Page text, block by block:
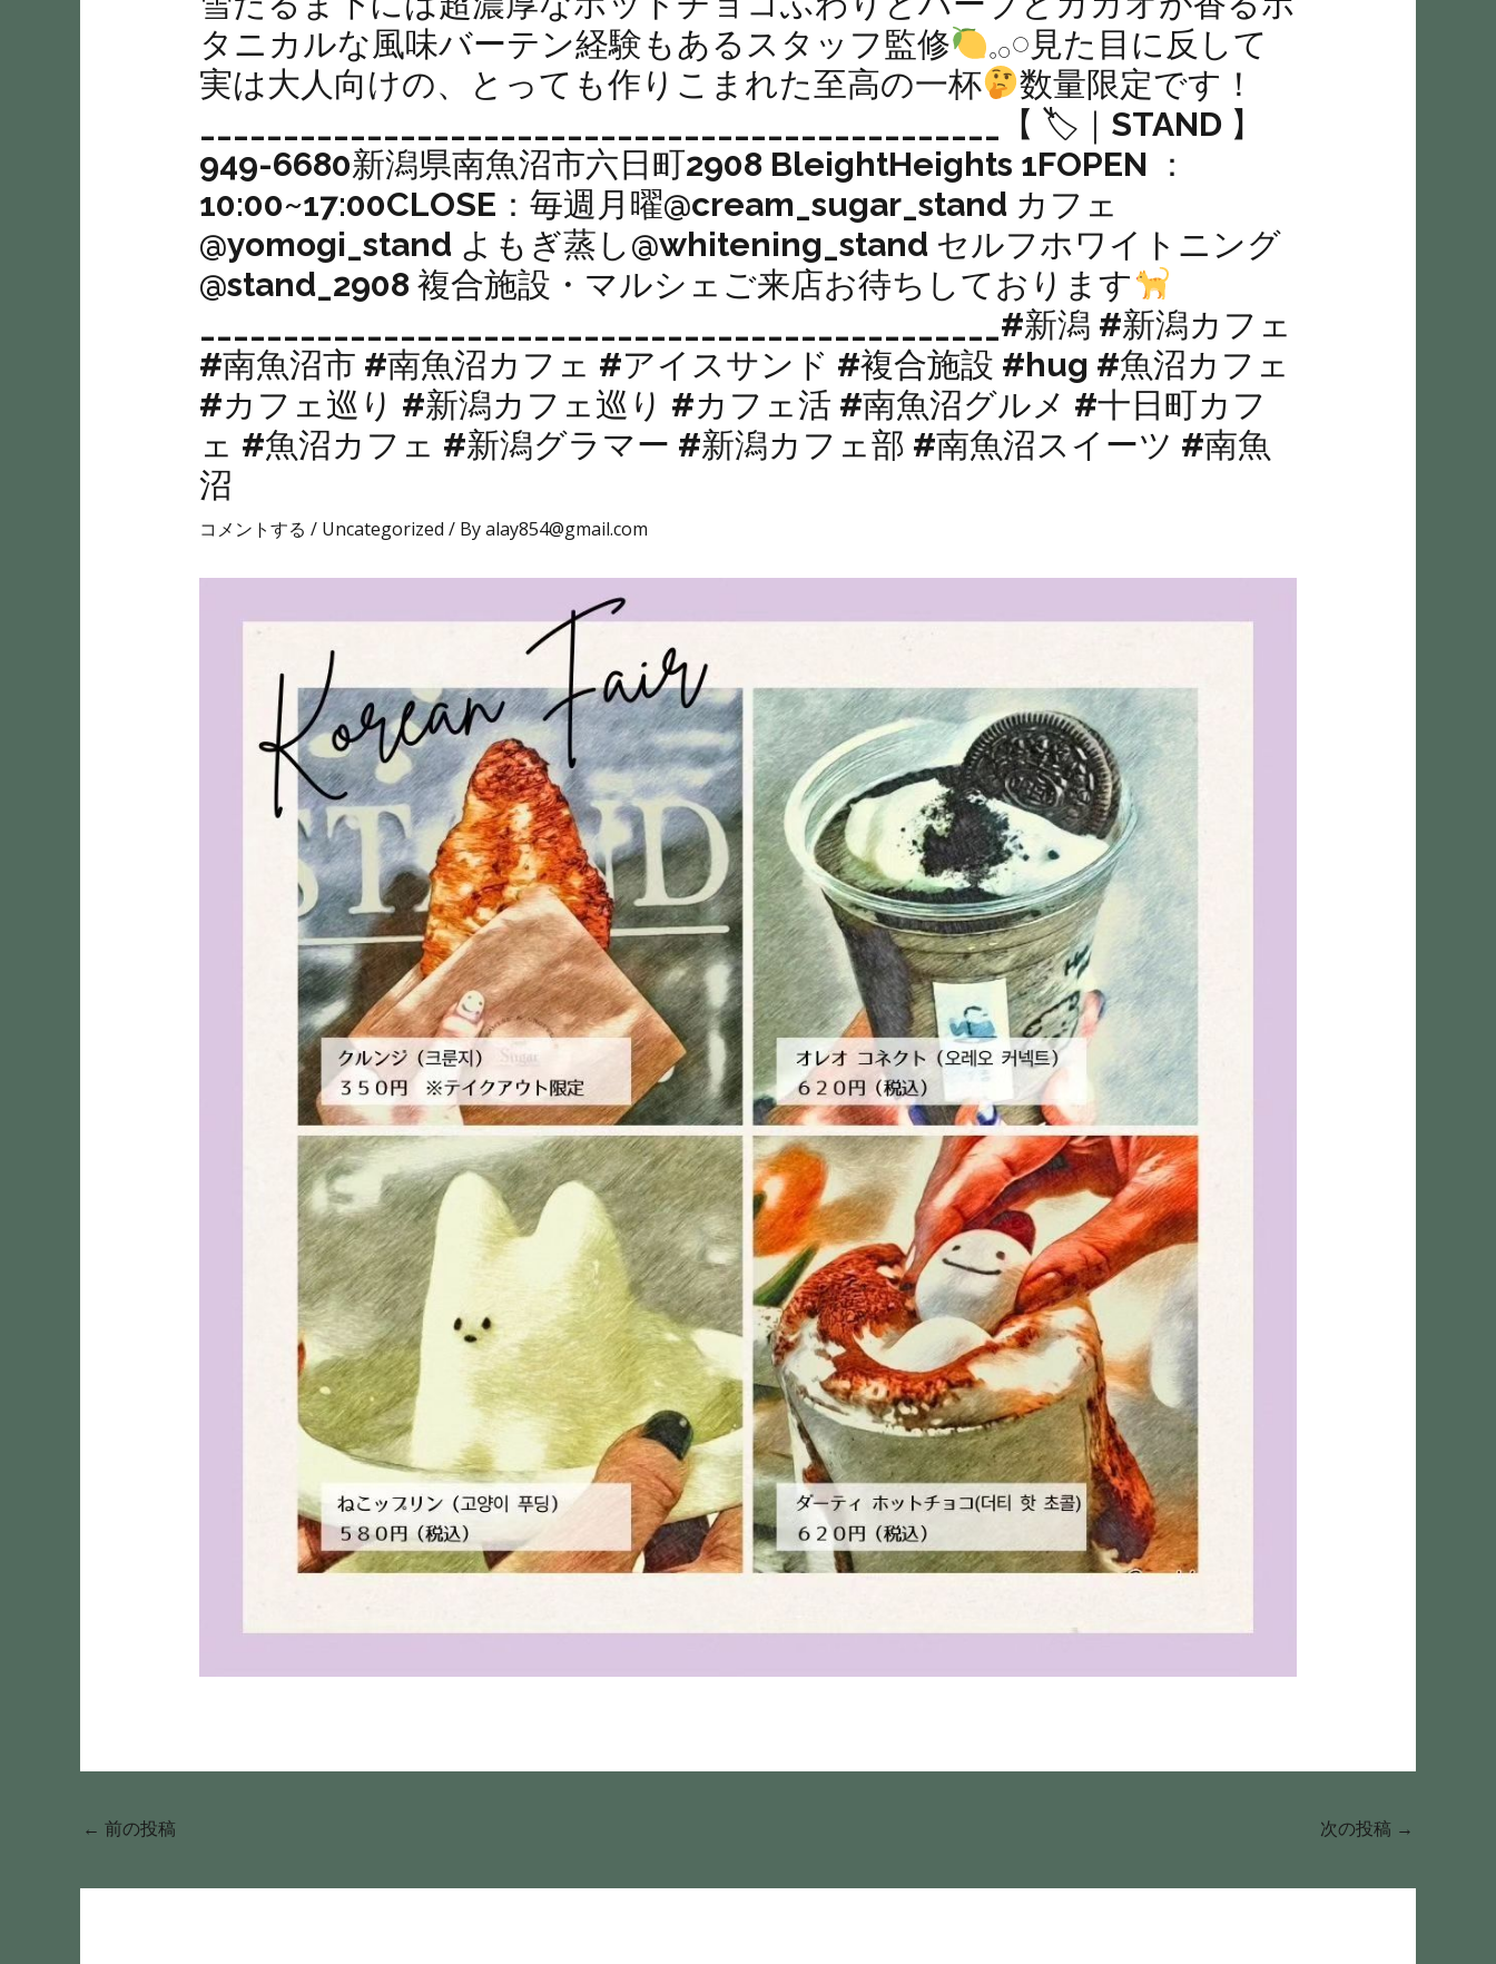
タニカルな風味‬バーテン経験もあるスタッフ監修
𓈒𓂂𓏸見た目に反して
実は大人向けの、とっても作りこまれた至高の一杯‎
数量限定です！
________________________________________________【 🏷｜STAND 】
949-6680新潟県南魚沼市六日町2908 BleightHeights 1FOPEN ：
10:00~17:00CLOSE：毎週月曜@cream_sugar_stand カフェ
@yomogi_stand よもぎ蒸し@whitening_stand セルフホワイトニング
@stand_2908 複合施設・マルシェご来店お待ちしております
________________________________________________#新潟 #新潟カフェ
#南魚沼市 #南魚沼カフェ #アイスサンド #複合施設 #hug #魚沼カフェ
#カフェ巡り #新潟カフェ巡り #カフェ活 #南魚沼グルメ #十日町カフ
ェ #魚沼カフェ #新潟グラマー #新潟カフェ部 #南魚沼スイーツ #南魚
沼
コメントする / Uncategorized / Byalay854@gmail.com
← 前の投稿 次の投稿 →